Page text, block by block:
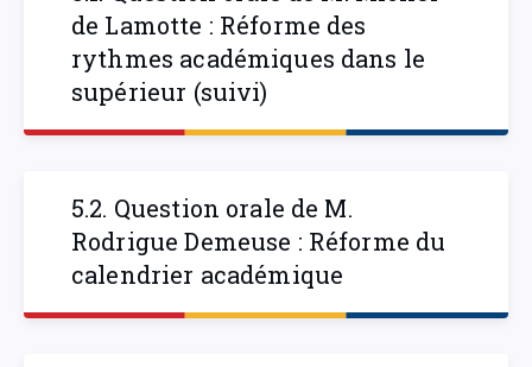
de Lamotte : Réforme des
rythmes académiques dans le
supérieur (suivi)
5.2. Question orale de M.
Rodrigue Demeuse : Réforme du
calendrier académique